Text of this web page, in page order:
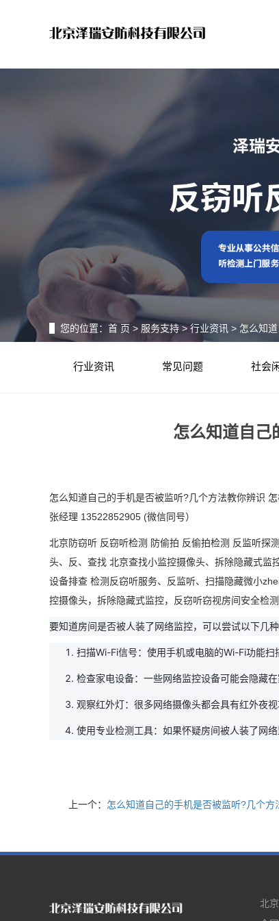
您的位置： 首 页 > 服务支持> 行业资讯 > 怎么知
行业资讯 常见问题 社会
怎么知道自己
怎么知道自己的手机是否被监听?几个方法教你辨识
张经理 13522852905 (微信同号）
北京防窃听 反窃听检测 防偷拍 反偷拍检测 反监听探测
头、反、查找 北京查找小监控摄像头、拆除隐藏式
设备排查 检测反窃听服务、反监听、扫描隐藏微小
控摄像头，拆除隐藏式监控，反窃听窃视房间安全检测
要知道房间是否被人装了网络监控，可以尝试以下几种
扫描Wi-Fi信号：使用手机或电脑的Wi-Fi功能
检查家电设备：一些网络监控设备可能会隐藏
观察红外灯：很多网络摄像头都会具有红外夜
使用专业检测工具：如果怀疑房间被人装了网
上一个： 怎么知道自己的手机是否被监听?几个
北